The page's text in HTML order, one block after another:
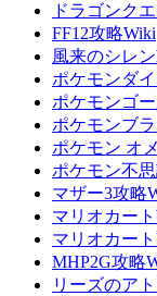
ドラゴンク
FF12攻略Wiki
風来のシレ
ポケモンダ
ポケモンゴ
ポケモンブ
ポケモン オ
ポケモン不
マザー3攻略
マリオカー
マリオカー
MHP2G攻略
リーズのア